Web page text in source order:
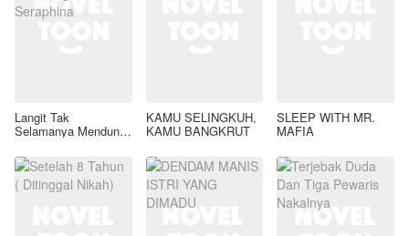
Langit Tak
Selamanya Mendung,
KAMU SELINGKUH,
KAMU BANGKRUT
SLEEP WITH MR.
MAFIA